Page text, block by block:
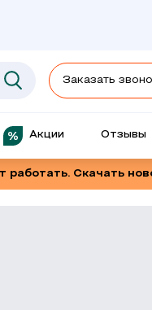
Заказать
Акции Отзывы
работать. Скачать